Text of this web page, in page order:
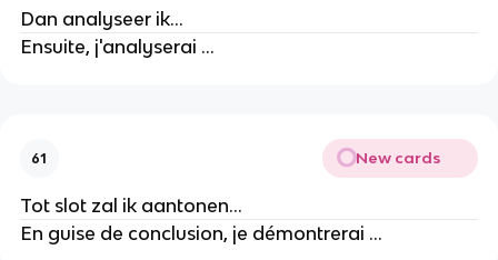
Dan analyseer ik...
Ensuite, j'analyserai ...
61 New cards
Tot slot zal ik aantonen...
En guise de conclusion, je démontrerai ...